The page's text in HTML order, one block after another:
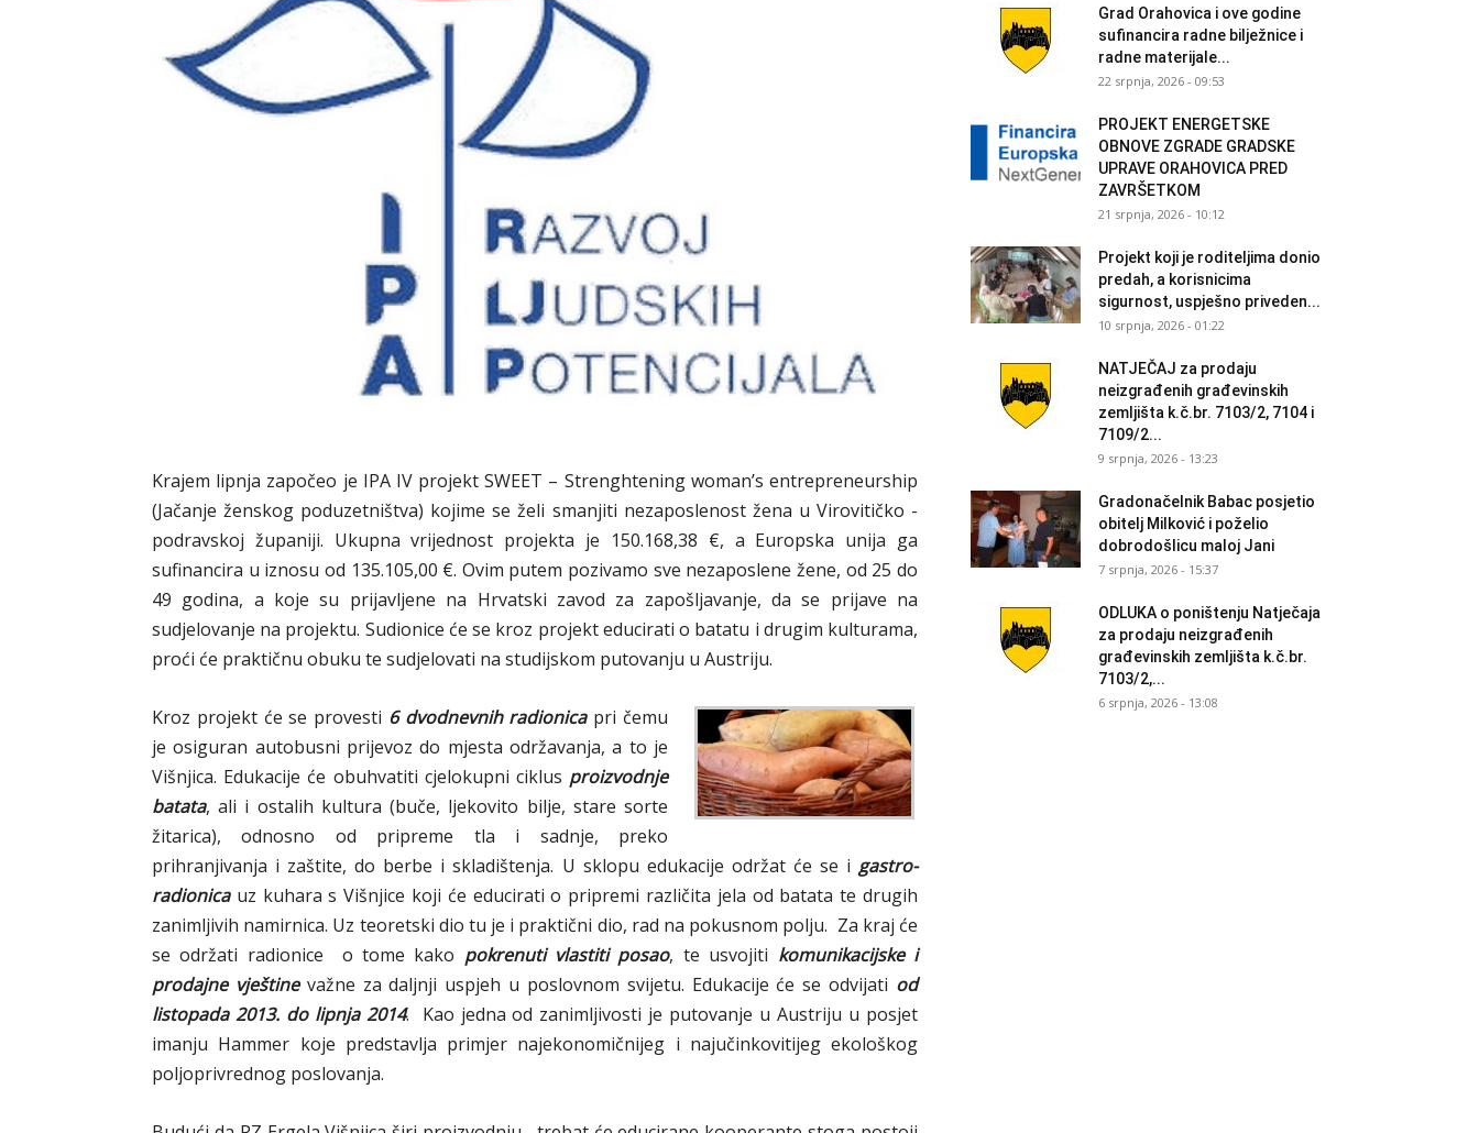
Krajem lipnja započeo je IPA IV projekt SWEET – Strenghtening woman’s entrepreneurship
(Jačanje ženskog poduzetništva) kojime se želi smanjiti nezaposlenost žena u Virovitičko -
podravskoj županiji. Ukupna vrijednost projekta je 150.168,38 €, a Europska unija ga
sufinancira u iznosu od 135.105,00 €. Ovim putem pozivamo sve nezaposlene žene, od 25 do
49 godina, a koje su prijavljene na Hrvatski zavod za zapošljavanje, da se prijave na
sudjelovanje na projektu. Sudionice će se kroz projekt educirati o batatu i drugim kulturama,
proći će praktičnu obuku te sudjelovati na studijskom putovanju u Austriju.
Kroz projekt će se provesti 6 dvodnevnih radionica pri čemu
je osiguran autobusni prijevoz do mjesta održavanja, a to je
Višnjica. Edukacije će obuhvatiti cjelokupni ciklus proizvodnje
batata, ali i ostalih kultura (buče, ljekovito bilje, stare sorte
žitarica), odnosno od pripreme tla i sadnje, preko
prihranjivanja i zaštite, do berbe i skladištenja. U sklopu edukacije održat će se i gastro-
radionicauz kuhara s Višnjice koji će educirati o pripremi različita jela od batata te drugih
zanimljivih namirnica. Uz teoretski dio tu je i praktični dio, rad na pokusnom polju. Za kraj će
se održati radionice o tome kako pokrenuti vlastiti posao, te usvojiti komunikacijske i
prodajne vještine važne za daljnji uspjeh u poslovnom svijetu. Edukacije će se odvijati od
listopada 2013. do lipnja 2014. Kao jedna od zanimljivosti je putovanje u Austriju u posjet
imanju Hammer koje predstavlja primjer najekonomičnijeg i najučinkovitijeg ekološkog
poljoprivrednog poslovanja.
Grad Orahovica i ove godine
sufinancira radne bilježnice i
radne materijale...
22 srpnja, 2026 - 09:53
PROJEKT ENERGETSKE
OBNOVE ZGRADE GRADSKE
UPRAVE ORAHOVICA PRED
ZAVRŠETKOM
21 srpnja, 2026 - 10:12
Projekt koji je roditeljima donio
predah, a korisnicima
sigurnost, uspješno priveden...
10 srpnja, 2026 - 01:22
NATJEČAJ za prodaju
neizgrađenih građevinskih
zemljišta k.č.br. 7103/2, 7104 i
7109/2...
9 srpnja, 2026 - 13:23
Gradonačelnik Babac posjetio
obitelj Milković i poželio
dobrodošlicu maloj Jani
7 srpnja, 2026 - 15:37
ODLUKA o poništenju Natječaja
za prodaju neizgrađenih
građevinskih zemljišta k.č.br.
7103/2,...
6 srpnja, 2026 - 13:08